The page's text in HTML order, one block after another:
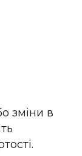
зміни в